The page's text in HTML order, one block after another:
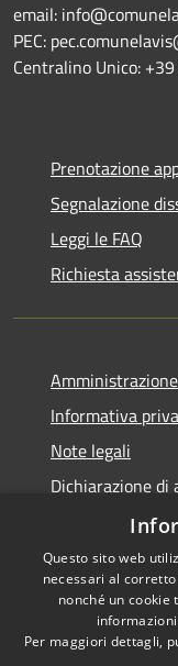
email:
PEC:
Centralino Unico:
Prenotazione
Segnalazione
Leggi le FAQ
Richiesta
Informativa
Note legali
Dichiarazione di
Informative
RSS
Accessibilità
Questo sito web
necessari al
nonché un
Per maggiori dettagli,